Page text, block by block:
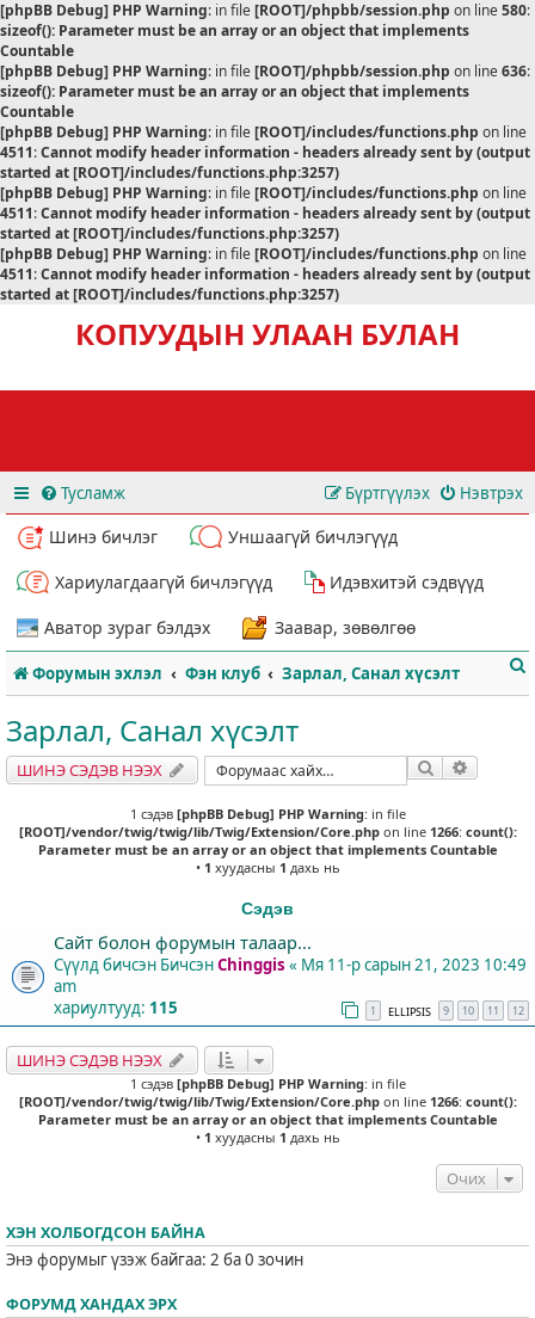
[phpBB Debug] PHP Warning: in file[ROOT]/phpbb/session.php on line580:
sizeof(): Parameter must be an array or an object that implements
Countable
[phpBB Debug] PHP Warning: in file[ROOT]/phpbb/session.php on line636:
sizeof(): Parameter must be an array or an object that implements
Countable
[phpBB Debug] PHP Warning: in file[ROOT]/includes/functions.php on line
4511:Cannot modify header information - headers already sent by (output
started at [ROOT]/includes/functions.php:3257)
[phpBB Debug] PHP Warning: in file[ROOT]/includes/functions.php on line
4511:Cannot modify header information - headers already sent by (output
started at [ROOT]/includes/functions.php:3257)
[phpBB Debug] PHP Warning: in file[ROOT]/includes/functions.php on line
4511:Cannot modify header information - headers already sent by (output
started at [ROOT]/includes/functions.php:3257)
КОПУУДЫН УЛААН БУЛАН
Тусламж Нэвтрэх
Бүртгүүлэх
Шинэ бичлэг
Уншаагүй бичлэгүүд
Хариулагдаагүй бичлэгүүд
Идэвхитэй сэдвүүд
Аватор зураг бэлдэх
Заавар, зөвөлгөө
Форумын эхлэл Фэн клуб Зарлал, Санал хүсэлт
Зарлал, Санал хүсэлт
ШИНЭ СЭДЭВ НЭЭХ Хайлт
1 сэдэв [phpBB Debug] PHP Warning: in file
[ROOT]/vendor/twig/twig/lib/Twig/Extension/Core.phpon line 1266: count():
Parameter must be an array or an object that implements Countable
• 1 хуудасны 1 дахь нь
Сэдэв
Сайт болон форумын талаар...
Сүүлд бичсэн БичсэнChinggis « Мя 11-р сарын 21, 2023 10:49
am
хариултууд: 115 1 ELLIPSIS 9 10 11 12
ШИНЭ СЭДЭВ НЭЭХ
1 сэдэв [phpBB Debug] PHP Warning: in file
[ROOT]/vendor/twig/twig/lib/Twig/Extension/Core.phpon line 1266: count():
Parameter must be an array or an object that implements Countable
• 1 хуудасны 1 дахь нь
Очих
ХЭН ХОЛБОГДСОН БАЙНА
Энэ форумыг үзэж байгаа: 2 ба 0 зочин
ФОРУМД ХАНДАХ ЭРХ